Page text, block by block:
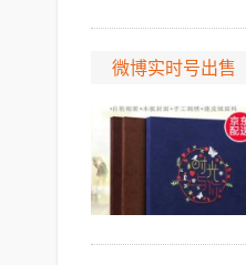
微博实时号出售